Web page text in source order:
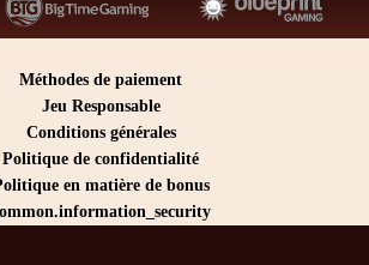
Méthodes de paiement
Jeu Responsable
Conditions générales
Politique de confidentialité
en matière de bonus